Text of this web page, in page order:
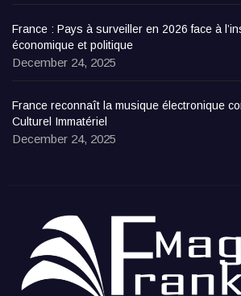
France : Pays à surveiller en 2026 face à
économique et politique
December 24, 2025
France reconnaît la musique électronique
Culturel Immatériel
December 24, 2025